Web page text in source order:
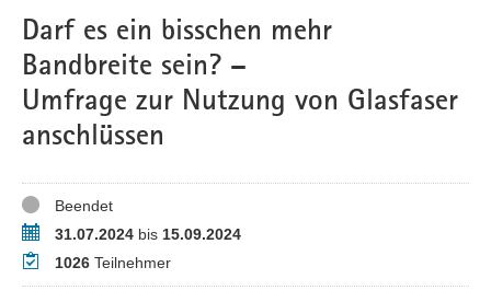
Darf es ein bisschen mehr
Bandbreite sein? –
Umfrage zur Nutzung von Glasfaser
anschlüssen
StatusBeendet
Zeitraum31.07.2024 bis 15.09.2024
Teilnehmer
1026 Teilnehmer